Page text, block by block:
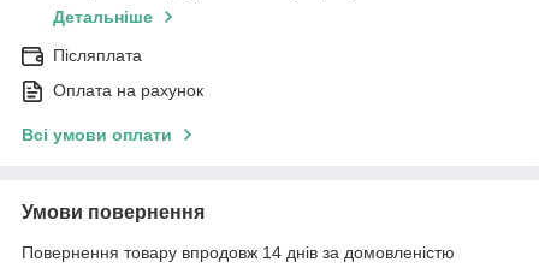
Детальніше
Післяплата
Оплата на рахунок
Всі умови оплати
Умови повернення
Повернення товару впродовж 14 днів за домовленістю